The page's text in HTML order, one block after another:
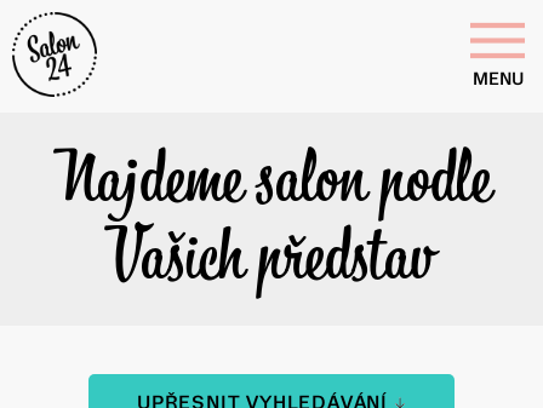
MENU
Najdeme salon podle
Vašich představ
UPŘESNIT VYHLEDÁVÁNÍ